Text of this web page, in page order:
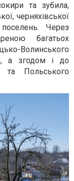
та зубила,
черняхівської
Через
багатьох
Волинського
а згодом і до
та Польського